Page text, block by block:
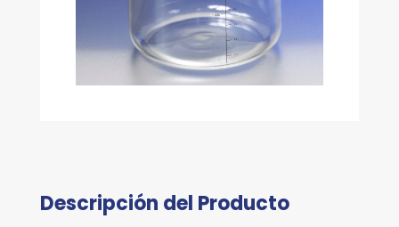
Descripción del Producto